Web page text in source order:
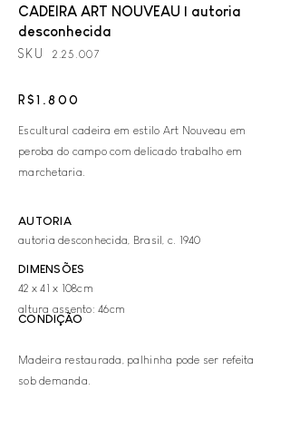
CADEIRA ART NOUVEAU | autoria
desconhecida
SKU 2.25.007
R$1.800
Escultural cadeira em estilo Art Nouveau em
peroba do campo com delicado trabalho em
marchetaria.
AUTORIA
DIMENSÕES
CONDIÇÃO
autoria desconhecida, Brasil, c. 1940
42 x 41 x 108cm
altura assento: 46cm
Madeira restaurada, palhinha pode ser refeita
sob demanda.